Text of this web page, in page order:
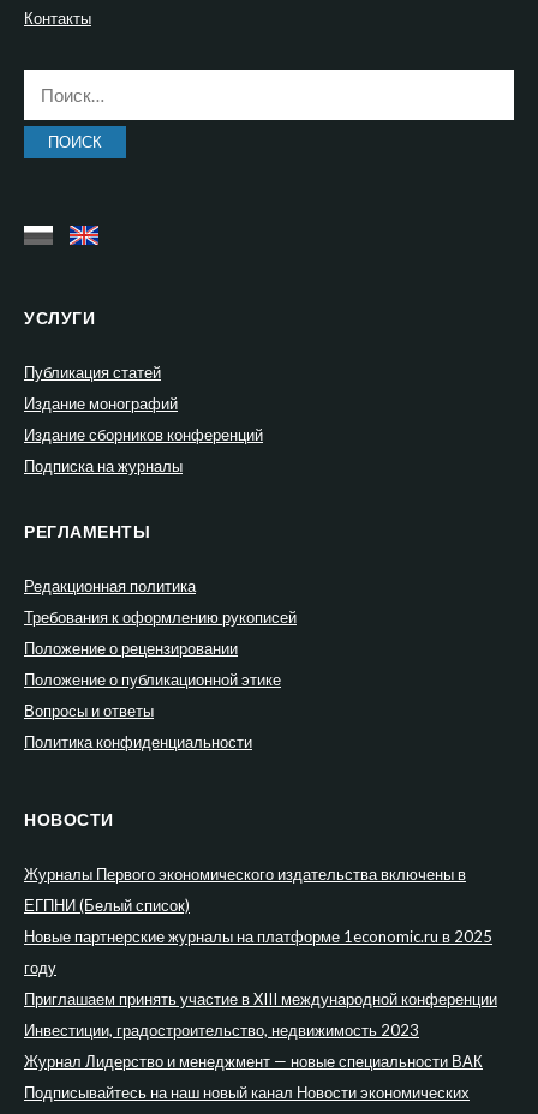
Контакты
УСЛУГИ
Публикация статей
Издание монографий
Издание сборников конференций
Подписка на журналы
РЕГЛАМЕНТЫ
Редакционная политика
Требования к оформлению рукописей
Положение о рецензировании
Положение о публикационной этике
Вопросы и ответы
Политика конфиденциальности
НОВОСТИ
Журналы Первого экономического издательства включены в
ЕГПНИ (Белый список)
Новые партнерские журналы на платформе 1economic.ru в 2025
году
Приглашаем принять участие в XIII международной конференции
Инвестиции, градостроительство, недвижимость 2023
Журнал Лидерство и менеджмент — новые специальности ВАК
Подписывайтесь на наш новый канал Новости экономических